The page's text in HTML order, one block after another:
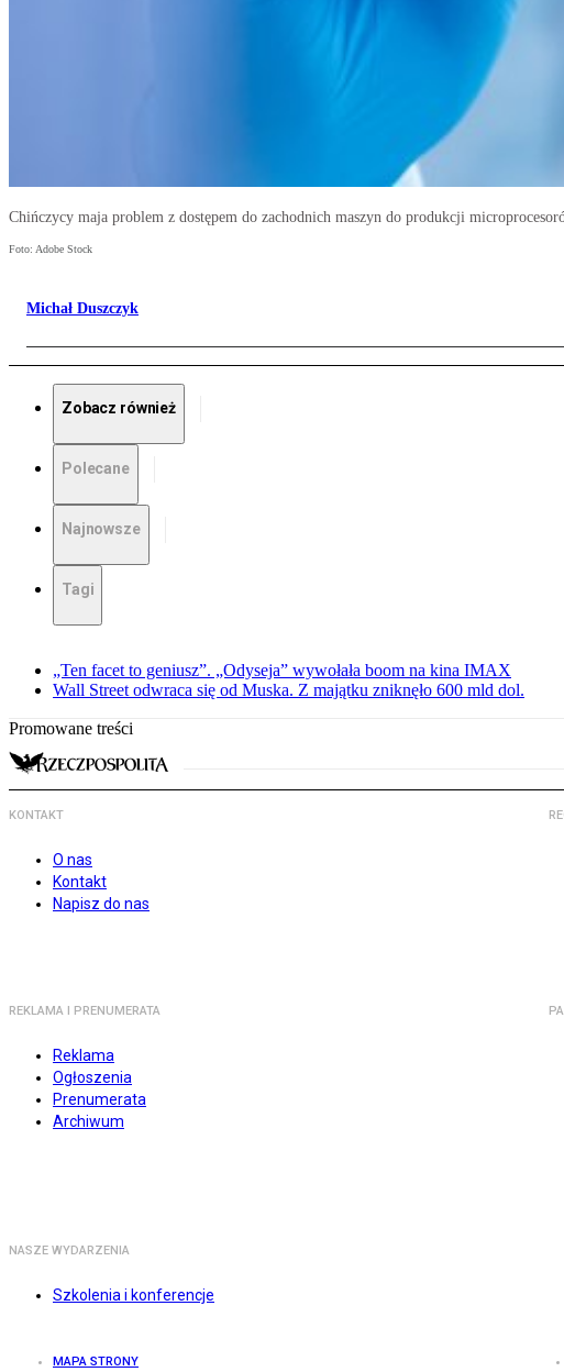
Chińczycy maja problem z dostępem do zachodnich maszyn do produkcji
Foto: Adobe Stock
Michał Duszczyk
Zobacz również
Polecane
Najnowsze
Tagi
„Ten facet to geniusz”. „Odyseja” wywołała boom na kina IMAX
Wall Street odwraca się od Muska. Z majątku zniknęło 600 mld dol.
Promowane treści
KONTAKT
O nas
Kontakt
Napisz do nas
REKLAMA I PRENUMERATA
Reklama
Ogłoszenia
Prenumerata
Archiwum
NASZE WYDARZENIA
Szkolenia i konferencje
MAPA STRONY